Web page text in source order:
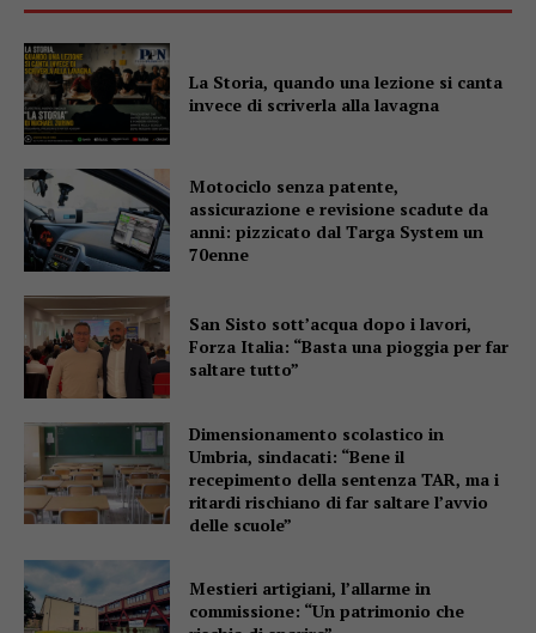
La Storia, quando una lezione si canta
invece di scriverla alla lavagna
Motociclo senza patente,
assicurazione e revisione scadute da
anni: pizzicato dal Targa System un
70enne
San Sisto sott’acqua dopo i lavori,
Forza Italia: “Basta una pioggia per far
saltare tutto”
Dimensionamento scolastico in
Umbria, sindacati: “Bene il
recepimento della sentenza TAR, ma i
ritardi rischiano di far saltare l’avvio
delle scuole”
Mestieri artigiani, l’allarme in
commissione: “Un patrimonio che